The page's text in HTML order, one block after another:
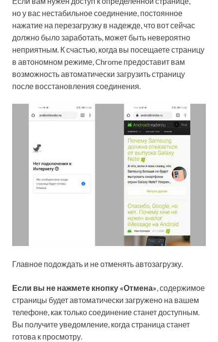
но у вас нестабильное соединение, постоянное
нажатие на перезагрузку в надежде, что вот сейчас
должно было заработать, может быть невероятно
неприятным. К счастью, когда вы посещаете страницу
в автономном режиме, Chrome предоставит вам
возможность автоматически загрузить страницу
после восстановления соединения.
Главное подождать и не отменять автозагрузку.
Если вы не нажмете кнопку «Отмена», содержимое
страницы будет автоматически загружено на вашем
телефоне, как только соединение станет доступным.
Вы получите уведомление, когда страница станет
готова к просмотру.